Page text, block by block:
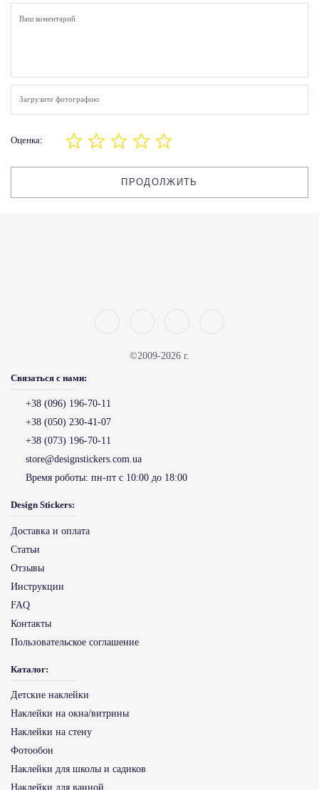
Загрузите фотографию
Оценка:
ПРОДОЛЖИТЬ
©2009-2026 г.
Связаться с нами:
+38 (096) 196-70-11
+38 (050) 230-41-07
+38 (073) 196-70-11
store@designstickers.com.ua
Время роботы: пн-пт с 10:00 до 18:00
Design Stickers:
Доставка и оплата
Статьи
Отзывы
Инструкции
FAQ
Контакты
Пользовательское соглашение
Каталог:
Детские наклейки
Наклейки на окна/витрины
Наклейки на стену
Фотообои
Наклейки для школы и садиков
Наклейки для ванной